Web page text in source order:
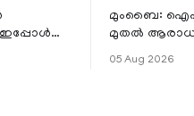
മുംബൈ:
മുതൽ
പ്രണയ
05 Aug 2026